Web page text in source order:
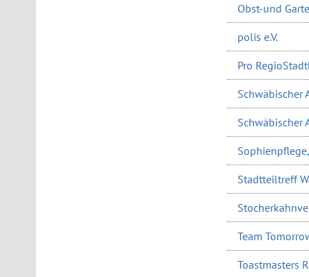
Obst-und
polis e.V.
Pro
Schwäbischer
Schwäbischer
Stadtteiltreff
Team
Toastmasters